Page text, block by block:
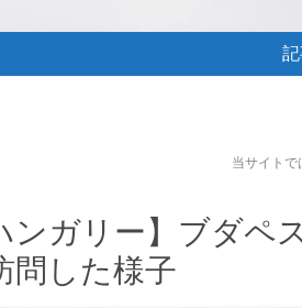
当サイトで
ンガリー】ブダペ
問した様子